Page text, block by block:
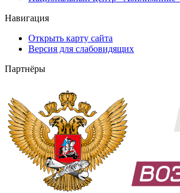
Навигация
Открыть карту сайта
Версия для слабовидящих
Партнёры